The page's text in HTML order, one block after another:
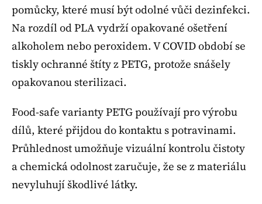
pomůcky, které musí být odolné vůči dezinfekci.
Na rozdíl od PLA vydrží opakované ošetření
alkoholem nebo peroxidem. V COVID období se
tiskly ochranné štíty z PETG, protože snášely
opakovanou sterilizaci.
Food-safe varianty PETG používají pro výrobu
dílů, které přijdou do kontaktu s potravinami.
Průhlednost umožňuje vizuální kontrolu čistoty
a chemická odolnost zaručuje, že se z materiálu
nevyluhují škodlivé látky.